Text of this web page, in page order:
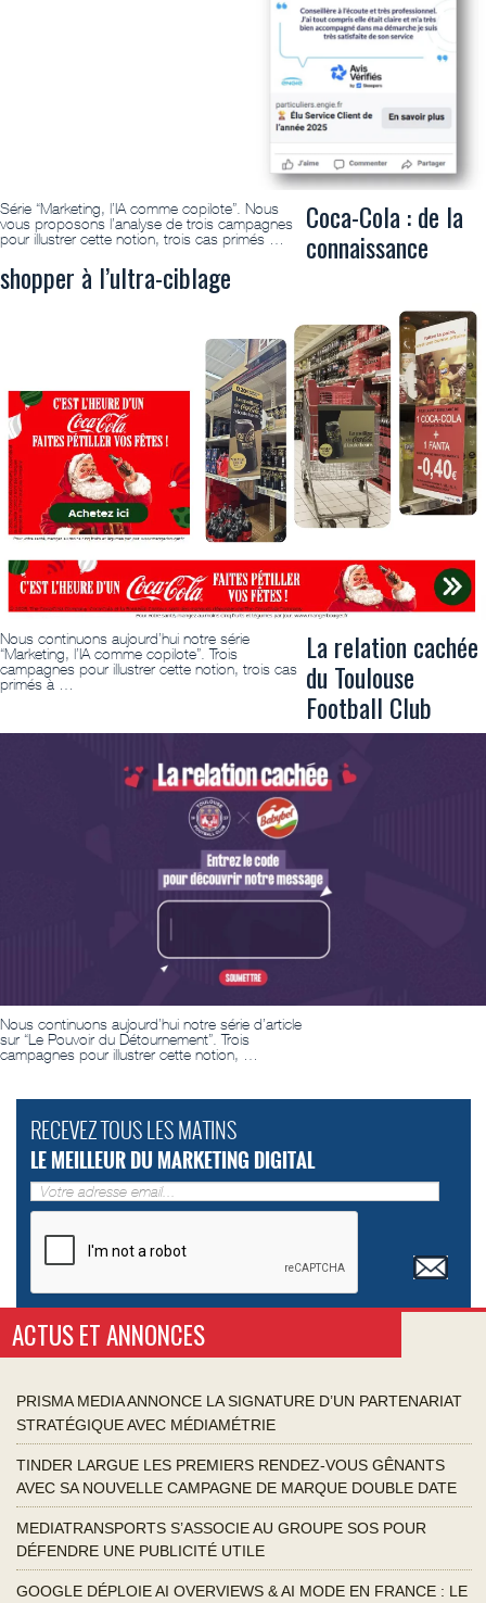
Série “Marketing, l’IA comme copilote”. Nous
vous proposons l’analyse de trois campagnes
pour illustrer cette notion, trois cas primés …
Coca-Cola : de la
connaissance
shopper à l’ultra-ciblage
Nous continuons aujourd’hui notre série
“Marketing, l’IA comme copilote”. Trois
campagnes pour illustrer cette notion, trois cas
primés à …
La relation cachée
du Toulouse
Football Club
Nous continuons aujourd’hui notre série d’article
sur “Le Pouvoir du Détournement”. Trois
campagnes pour illustrer cette notion, …
RECEVEZ TOUS LES MATINS
LE MEILLEUR DU MARKETING DIGITAL
ACTUS ET ANNONCES
PRISMA MEDIA ANNONCE LA SIGNATURE D’UN PARTENARIAT
STRATÉGIQUE AVEC MÉDIAMÉTRIE
TINDER LARGUE LES PREMIERS RENDEZ-VOUS GÊNANTS
AVEC SA NOUVELLE CAMPAGNE DE MARQUE DOUBLE DATE
MEDIATRANSPORTS S’ASSOCIE AU GROUPE SOS POUR
DÉFENDRE UNE PUBLICITÉ UTILE
GOOGLE DÉPLOIE AI OVERVIEWS & AI MODE EN FRANCE : LE